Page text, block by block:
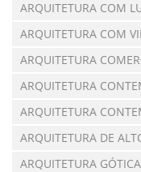
ARQUITETURA COM
ARQUITETURA COM
ARQUITETURA
ARQUITETURA
ARQUITETURA
ARQUITETURA DE
ARQUITETURA GÓTICA